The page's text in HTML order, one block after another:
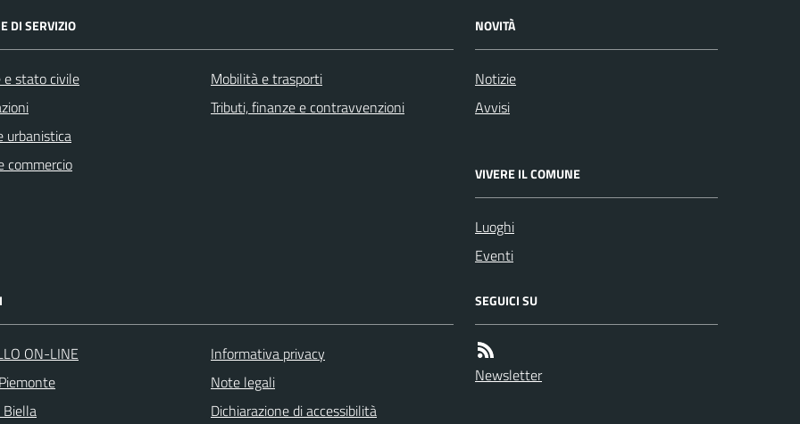
DI SERVIZIO
e stato civile
urbanistica
commercio
Mobilità e trasporti
Tributi, finanze e contravvenzioni
NOVITÀ
Notizie
Avvisi
VIVERE IL COMUNE
Luoghi
Eventi
ON-LINE
Biella
Informativa privacy
Note legali
Dichiarazione di accessibilità
SEGUICI SU
Newsletter